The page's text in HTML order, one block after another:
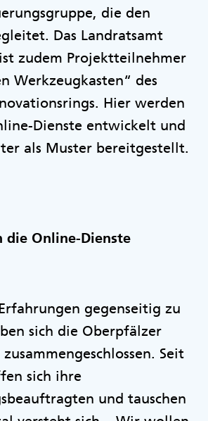
die den
Das Landratsamt
zudem Projektteilnehmer
Werkzeugkasten“ des
Hier werden
Dienste entwickelt und
als Muster bereitgestellt.
die Online-Dienste
gegenseitig zu
sich die Oberpfälzer
Seit
sich ihre
und tauschen